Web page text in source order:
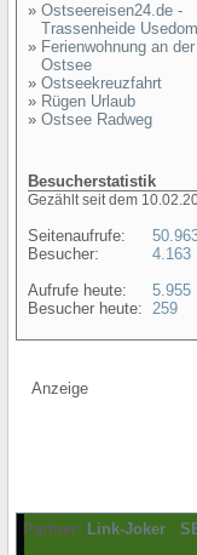
» Ostseereisen24.de -
Trassenheide Usedom
» Ferienwohnung an der
Ostsee
» Ostseekreuzfahrt
» Rügen Urlaub
» Ostsee Radweg
Besucherstatistik
Gezählt seit dem
Seitenaufrufe:
Besucher:
Aufrufe heute:
Besucher heute:
4.163
5.955
259
Anzeige
Partner: Link-Joker -